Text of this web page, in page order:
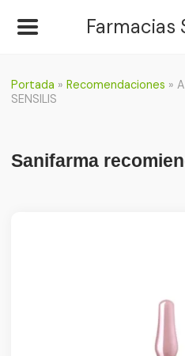
Farmacias
Portada »Recomendaciones »
SENSILIS
Sanifarma